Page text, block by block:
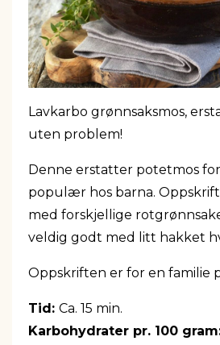
Lavkarbo grønnsaksmos,
uten problem!
Denne erstatter potetmos for
populær hos barna.
med forskjellige
veldig godt med litt hakket
Oppskriften er for en familie
Tid: Ca. 15 min.
Karbohydrater pr. 100